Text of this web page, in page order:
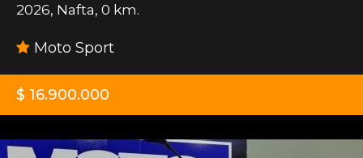
2026, Nafta, 0 km.
Moto Sport
$ 16.900.000